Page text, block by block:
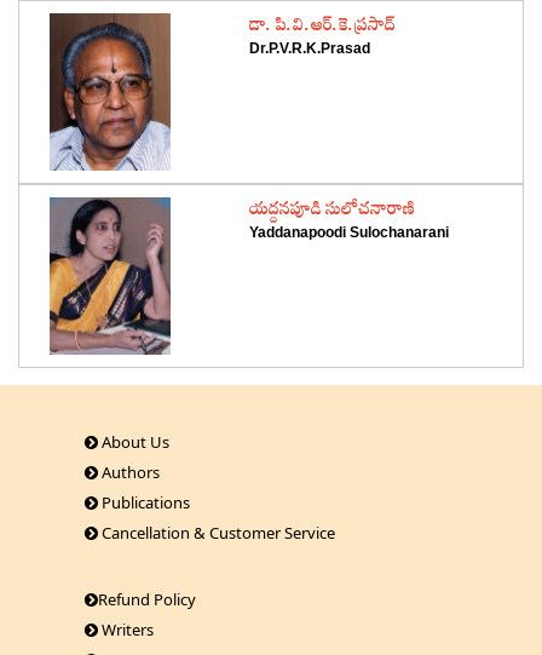
‌డా. పి.వి.ఆర్‌.కె.ప్రసాద్‌
Dr.P.V.R.K.Prasad
‌యద్దనపూడి సులోచనారాణి
Yaddanapoodi Sulochanarani
About Us
Authors
Publications
Cancellation & Customer Service
Refund Policy
Writers